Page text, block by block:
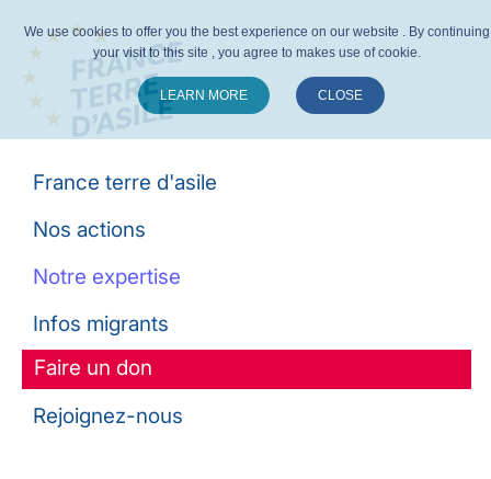
France terre d'asile
Nos actions
Notre expertise
Infos migrants
Faire un don
Rejoignez-nous
We use cookies to offer you the best experience on our website . By continuing
your visit to this site , you agree to makes use of cookie.
LEARN MORE CLOSE